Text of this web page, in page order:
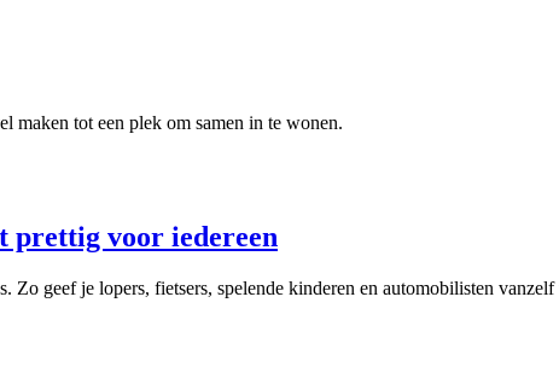
maken tot een plek om samen in te wonen.
prettig voor iedereen
Zo geef je lopers, fietsers, spelende kinderen en automobilisten